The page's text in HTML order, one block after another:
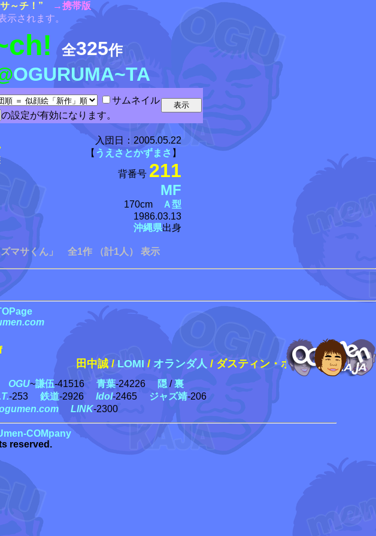
～チ！”
→携帯版
示されます。
全325作
OGURUMA~TA
サムネイル
の設定が有効になります。
入団日： 2005.05.22
【 うえさとかずまさ 】
背番号 211
MF
170cm
Ａ型
1986.03.13
沖縄県出身
マサくん」 全1作 （計1人） 表示
田中誠 / LOMI/ オランダ人/ ダスティン・ホフマン / ナイジェ
OGU~謙伍-41516 青葉-24226 隠/裏
-253 鉄道-2926 Idol-2465 ジャズ靖-206
LINK-2300
COMpany
reserved.